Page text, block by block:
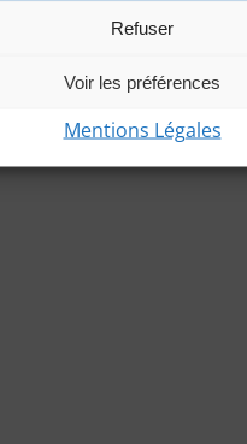
Refuser
Voir les préférences
Mentions Légales
| Statuts